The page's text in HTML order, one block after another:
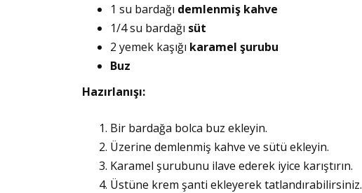
1 su bardağı demlenmiş kahve
1/4 su bardağı süt
2 yemek kaşığı karamel şurubu
Buz
Hazırlanışı:
Bir bardağa bolca buz ekleyin.
Üzerine demlenmiş kahve ve sütü ekleyin.
Karamel şurubunu ilave ederek iyice karıştırın.
Üstüne krem şanti ekleyerek tatlandırabilirsiniz.